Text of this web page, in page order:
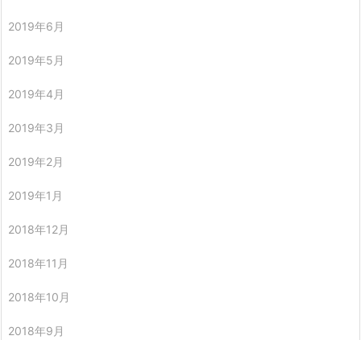
2019年6月
2019年5月
2019年4月
2019年3月
2019年2月
2019年1月
2018年12月
2018年11月
2018年10月
2018年9月